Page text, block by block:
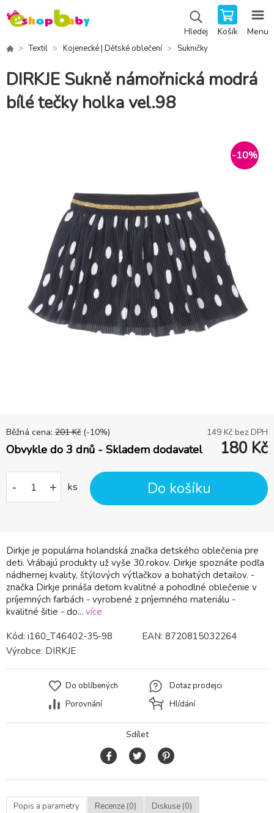
Hledej Košík Menu
Textil Kojenecké | Dětské oblečení Sukničky
DIRKJE Sukně námořnická modrá
bílé tečky holka vel.98
-10%
Dirkje je populárna holandská značka detského oblečenia pre
deti. Vrábajú produkty už vyše 30.rokov. Dirkje spoznáte podľa
nádhernej kvality, štýlových výtlačkov a bohatých detailov. -
značka Dirkje prináša deťom kvalitné a pohodlné oblečenie v
príjemných farbách - vyrobené z príjemného materiálu -
kvalitné šitie - do... více
Běžná cena: 201 Kč (-10%) 149 Kč bez DPH
Obvykle do 3 dnů - Skladem dodavatel 180 Kč
- + ks Do košíku
Kód: i160_T46402-35-98 EAN: 8720815032264
Výrobce: DIRKJE
Do oblíbených
Porovnání
Dotaz prodejci
Hlídání
Sdílet
Popis a parametry Recenze (0) Diskuse (0)